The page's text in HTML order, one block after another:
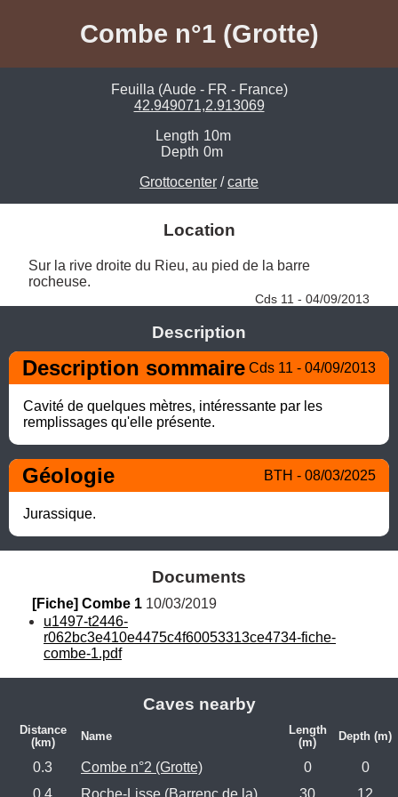
Combe n°1 (Grotte)
Feuilla (Aude - FR - France)
42.949071,2.913069
Length 10m
Depth 0m
Grottocenter /carte
Location
Sur la rive droite du Rieu, au pied de la barre
rocheuse.
Cds 11 - 04/09/2013
Description
Description sommaire Cds 11 - 04/09/2013
Cavité de quelques mètres, intéressante par les
remplissages qu'elle présente.
Géologie BTH - 08/03/2025
Jurassique.
Documents
[Fiche] Combe 1 10/03/2019
u1497-t2446-
r062bc3e410e4475c4f60053313ce4734-fiche-
combe-1.pdf
Caves nearby
Distance
(km)
Name
Length
(m)
Depth (m)
0.3 Combe n°2 (Grotte) 0
0